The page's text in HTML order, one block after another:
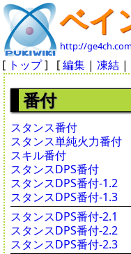
ベイ
http://
[ トップ] [編集 |凍結 |
番付
スタンス番付
スタンス単純火力番付
スキル番付
スタンスDPS番付
スタンスDPS番付-1.2
スタンスDPS番付-1.3
スタンスDPS番付-2.1
スタンスDPS番付-2.2
スタンスDPS番付-2.3